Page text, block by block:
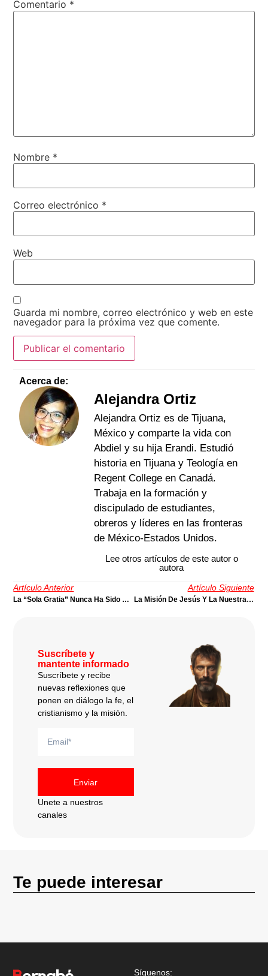
Comentario *
Nombre *
Correo electrónico *
Web
Guarda mi nombre, correo electrónico y web en este
navegador para la próxima vez que comente.
Acerca de:
Alejandra Ortiz
Alejandra Ortiz es de Tijuana,
México y comparte la vida con
Abdiel y su hija Erandi. Estudió
historia en Tijuana y Teología en
Regent College en Canadá.
Trabaja en la formación y
discipulado de estudiantes,
obreros y líderes en las fronteras
de México-Estados Unidos.
Lee otros artículos de este autor o
autora
Artículo Anterior
La “Sola Gratia” Nunca Ha Sido Gratis | Por Carlos Osma
Artículo Siguiente
La Misión De Jesús Y La Nuestra | Por René Padilla
Suscríbete y
mantente informado
Suscríbete y recibe
nuevas reflexiones que
ponen en diálogo la fe, el
cristianismo y la misión.
Enviar
Unete a nuestros
canales
Te puede interesar
Síguenos: